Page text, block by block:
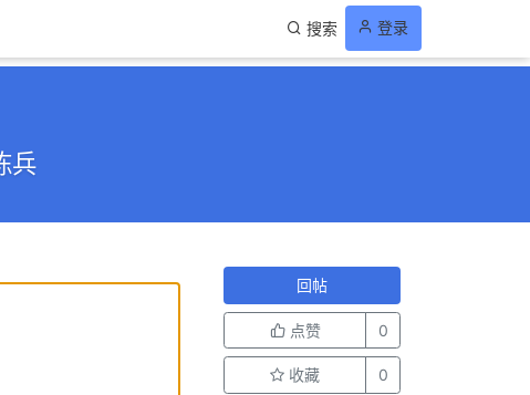
搜索 登录
兵
回帖
点赞 0
收藏 0